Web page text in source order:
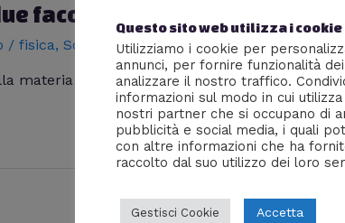
facce e tu non lo sapevi
/ fisica, Scienze/ DiRiccardo Zagaria
materia spiegata in modo semplice
Questo sito web utilizza i cookie
Utilizziamo i cookie per
annunci, per fornire funzionalità
analizzare il nostro traffico.
informazioni sul modo in cui
nostri partner che si occupano di
pubblicità e social media, i quali
con altre informazioni che ha
raccolto dal suo utilizzo dei loro
Gestisci Cookie Accetta